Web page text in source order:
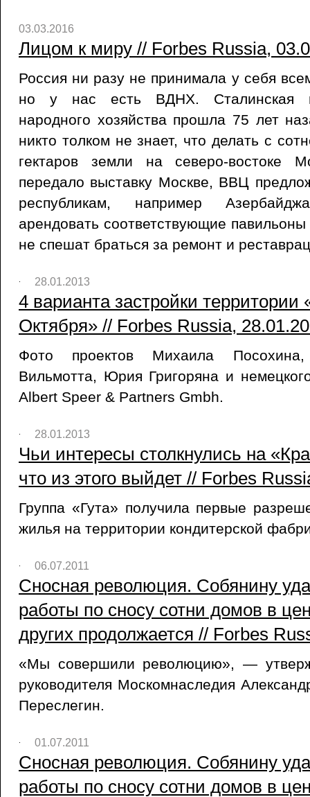
03.03.2016
Лицом к миру // Forbes Russia,
Россия ни разу не принимала у себя
но у нас есть ВДНХ. Сталинская
народного хозяйства прошла 75 лет
никто толком не знает, что делать с
гектаров земли на северо-востоке
передало выставку Москве, ВВЦ
республикам, например
арендовать соответствующие
не спешат браться за ремонт и
28.01.2013
4 варианта застройки территории
Октября» // Forbes Russia,
Фото проектов Михаила
Вильмотта, Юрия Григоряна и
Albert Speer & Partners Gmbh.
28.01.2013
Чьи интересы столкнулись на
что из этого выйдет // Forbes
Группа «Гута» получила первые
жилья на территории кондитерской
06.07.2011
Сносная революция. Собянину
работы по сносу сотни домов в
других продолжается // Forbes
«Мы совершили революцию», —
руководителя Москомнаследия
Переслегин.
01.07.2011
Сносная революция. Собянину
работы по сносу сотни домов в